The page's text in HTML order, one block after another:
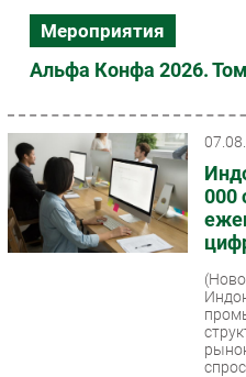
Интернет
Мобильная связь
Фиксированная связь
Рынок ПК
Маркетинг
Торговые сети
Оборудование
ПО
Мероприятия
Альфа Конфа 2026.
000